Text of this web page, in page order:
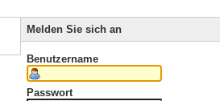
Melden Sie sich an
Benutzername
Passwort